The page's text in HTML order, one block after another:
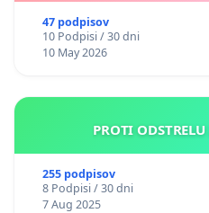
47 podpisov
10 Podpisi / 30 dni
10 May 2026
PROTI
255 podpisov
8 Podpisi / 30 dni
7 Aug 2025